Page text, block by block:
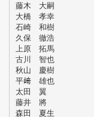
藤木 大嗣
大橋 孝幸
石崎 和樹
久保 徹浩
上原 拓馬
古川 智也
秋山 慶樹
平﨑 雄也
太田 翼
藤井 將
森田 夏生